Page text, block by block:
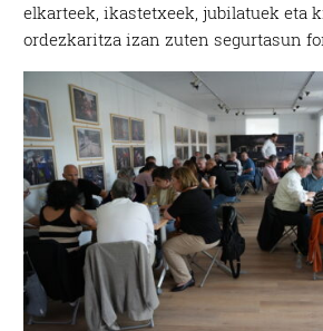
elkarteek, ikastetxeek, jubilatuek eta
ordezkaritza izan zuten segurtasun